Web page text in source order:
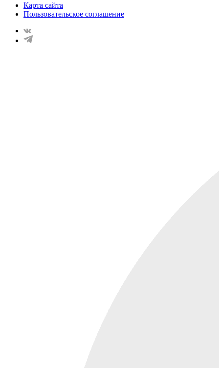
Карта сайта
Пользовательское соглашение